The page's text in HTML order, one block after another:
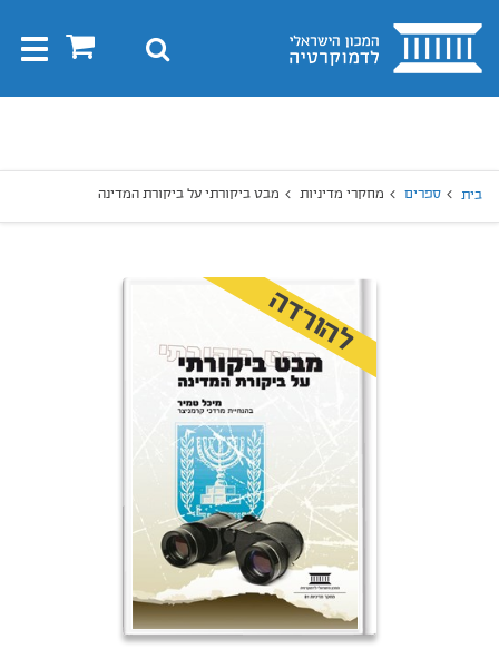
בית 0 חיפוש
בית ספרים מחקרי מדיניות מבט ביקורתי על ביקורת המדינה
להורדה